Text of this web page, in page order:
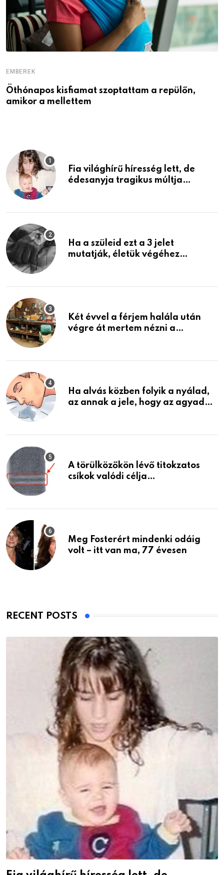
EMBEREK
Öthónapos kisfiamat szoptattam a repülőn,
amikor a mellettem
Fia világhírű híresség lett, de
édesanyja tragikus múltja
Ha a szüleid ezt a 3 jelet
mutatják, életük végéhez
Két évvel a férjem halála után
végre át mertem nézni a
életemet
Ha alvás közben folyik a nyálad,
az annak a jele, hogy az agyad…
A törülközőkön lévő titokzatos
csíkok valódi célja…
Meg Fosterért mindenki odáig
volt – itt van ma, 77 évesen
RECENT POSTS